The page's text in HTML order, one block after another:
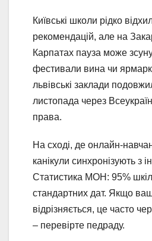
Київські школи рідко
рекомендацій, але на
Карпатах пауза може
фестивали вина чи
львівські заклади
листопада через
права.
На сході, де онлайн-
канікули синхронізують з
Статистика МОН: 95%
стандартних дат. Якщо
відрізняється, це часто
– перевірте педраду.